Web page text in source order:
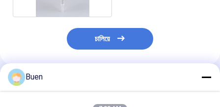
চালিয়ে
প্রস্তাবিত পণ্য
Buen